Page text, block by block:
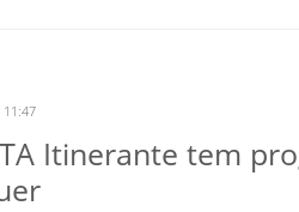
11:47
Itinerante tem